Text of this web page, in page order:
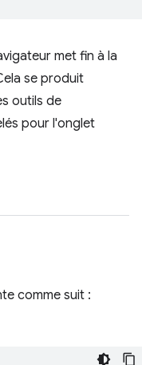
met fin à la
se produit
outils de
pour l'onglet
comme suit :